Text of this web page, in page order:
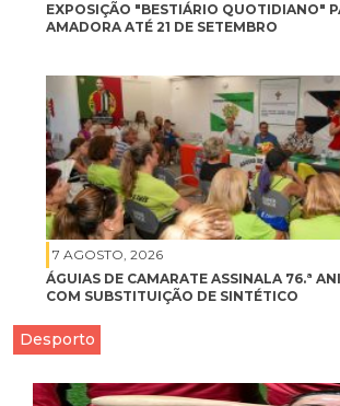
EXPOSIÇÃO "BESTIÁRIO QUOTIDIANO"
AMADORA ATÉ 21 DE SETEMBRO
7 AGOSTO, 2026
ÁGUIAS DE CAMARATE ASSINALA 76.ª
COM SUBSTITUIÇÃO DE SINTÉTICO
Desporto